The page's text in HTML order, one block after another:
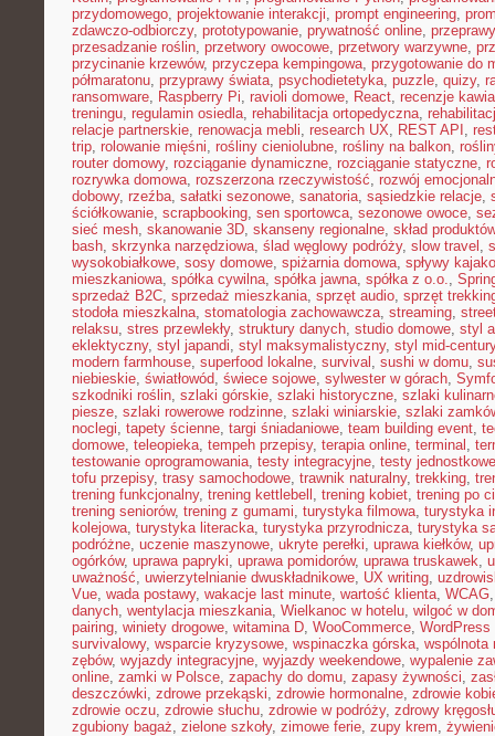
przydomowego, projektowanie interakcji, prompt engineering,
zdawczo-odbiorczy, prototypowanie, prywatność online,
przesadzanie roślin, przetwory owocowe, przetwory warzywne,
przycinanie krzewów, przyczepa kempingowa, przygotowanie do
półmaratonu, przyprawy świata, psychodietetyka, puzzle, quizy,
ransomware, Raspberry Pi, ravioli domowe, React, recenzje
treningu, regulamin osiedla, rehabilitacja ortopedyczna,
relacje partnerskie, renowacja mebli, research UX, REST API ,
trip, rolowanie mięśni, rośliny cieniolubne, rośliny na balkon,
router domowy, rozciąganie dynamiczne, rozciąganie statyczne,
rozrywka domowa, rozszerzona rzeczywistość, rozwój
dobowy, rzeźba, sałatki sezonowe, sanatoria, sąsiedzkie relacje,
ściółkowanie, scrapbooking, sen sportowca, sezonowe owoce,
sieć mesh, skanowanie 3D, skanseny regionalne, skład produktów
bash, skrzynka narzędziowa, ślad węglowy podróży, slow travel ,
wysokobiałkowe, sosy domowe, spiżarnia domowa, spływy
mieszkaniowa, spółka cywilna, spółka jawna, spółka z o.o.,
sprzedaż B2C, sprzedaż mieszkania, sprzęt audio, sprzęt
stodoła mieszkalna, stomatologia zachowawcza, streaming,
relaksu, stres przewlekły, struktury danych, studio domowe, styl
eklektyczny, styl japandi, styl maksymalistyczny, styl mid-century
modern farmhouse, superfood lokalne, survival , sushi w domu,
niebieskie, światłowód, świece sojowe, sylwester w górach,
szkodniki roślin, szlaki górskie, szlaki historyczne, szlaki
piesze, szlaki rowerowe rodzinne, szlaki winiarskie, szlaki
noclegi, tapety ścienne, targi śniadaniowe, team building event,
domowe, teleopieka, tempeh przepisy, terapia online, terminal ,
testowanie oprogramowania, testy integracyjne, testy jednostkowe
tofu przepisy, trasy samochodowe, trawnik naturalny, trekking,
trening funkcjonalny, trening kettlebell , trening kobiet, trening po
trening seniorów, trening z gumami, turystyka filmowa, turystyka
kolejowa, turystyka literacka, turystyka przyrodnicza, turystyka
podróżne, uczenie maszynowe, ukryte perełki, uprawa kiełków,
ogórków, uprawa papryki, uprawa pomidorów, uprawa truskawek,
uważność, uwierzytelnianie dwuskładnikowe, UX writing,
Vue, wada postawy, wakacje last minute, wartość klienta, WCAG
danych, wentylacja mieszkania, Wielkanoc w hotelu, wilgoć w
pairing, winiety drogowe, witamina D, WooCommerce, WordPress
survivalowy, wsparcie kryzysowe, wspinaczka górska, wspólnota
zębów, wyjazdy integracyjne, wyjazdy weekendowe, wypalenie
online, zamki w Polsce, zapachy do domu, zapasy żywności,
deszczówki, zdrowe przekąski, zdrowie hormonalne, zdrowie
zdrowie oczu, zdrowie słuchu, zdrowie w podróży, zdrowy
zgubiony bagaż, zielone szkoły, zimowe ferie, zupy krem,